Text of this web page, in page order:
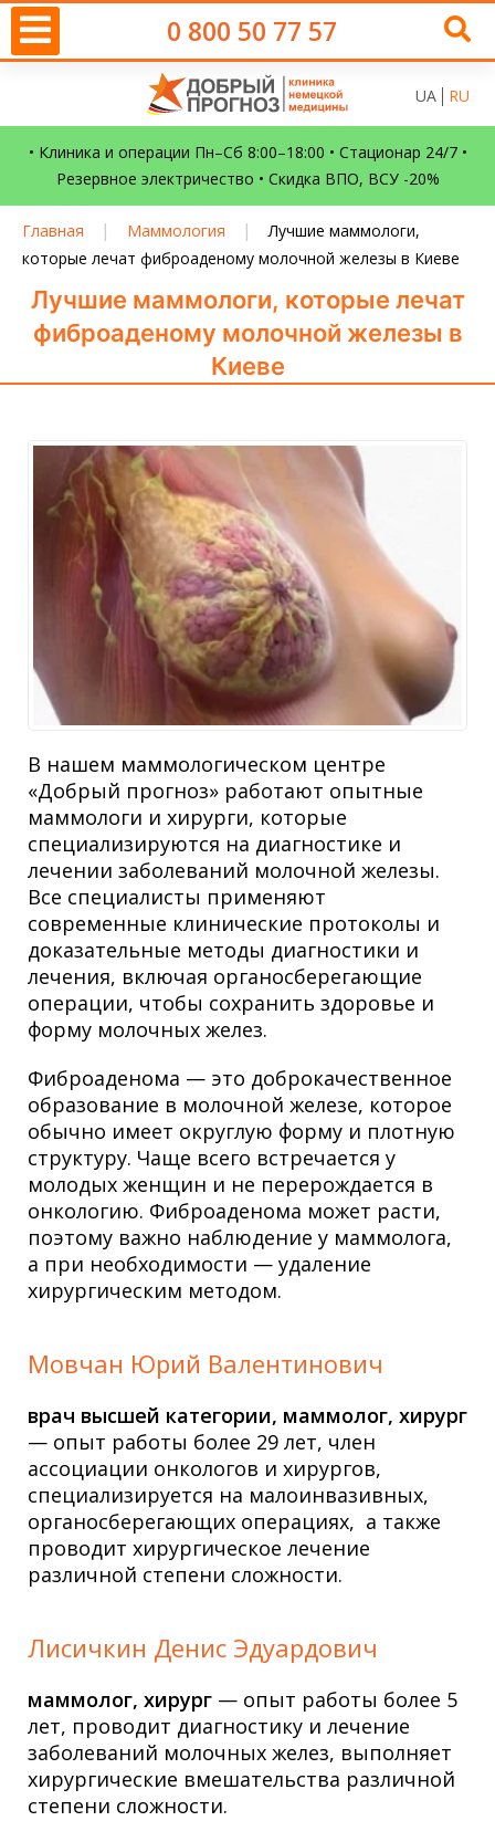
0 800 50 77 57
UA RU
• Клиника и операции Пн–Сб 8:00–18:00 • Стационар 24/7 •
Резервное электричество • Скидка ВПО, ВСУ -20%
Главная | Маммология |
Лучшие маммологи,
которые лечат фиброаденому молочной железы в Киеве
Лучшие маммологи, которые лечат
фиброаденому молочной железы в
Киеве
В нашем маммологическом центре
«Добрый прогноз» работают опытные
маммологи и хирурги, которые
специализируются на диагностике и
лечении заболеваний молочной железы.
Все специалисты применяют
современные клинические протоколы и
доказательные методы диагностики и
лечения, включая органосберегающие
операции, чтобы сохранить здоровье и
форму молочных желез.
Фиброаденома — это доброкачественное
образование в молочной железе, которое
обычно имеет округлую форму и плотную
структуру. Чаще всего встречается у
молодых женщин и не перерождается в
онкологию. Фиброаденома может расти,
поэтому важно наблюдение у маммолога,
а при необходимости — удаление
хирургическим методом.
Мовчан Юрий Валентинович
врач высшей категории, маммолог, хирург
— опыт работы более 29 лет, член
ассоциации онкологов и хирургов,
специализируется на малоинвазивных,
органосберегающих операциях, а также
проводит хирургическое лечение
различной степени сложности.
Лисичкин Денис Эдуардович
маммолог, хирург — опыт работы более 5
лет, проводит диагностику и лечение
заболеваний молочных желез, выполняет
хирургические вмешательства различной
степени сложности.